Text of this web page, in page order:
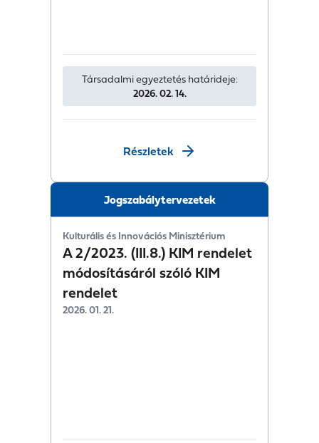
Társadalmi egyeztetés határideje:
2026. 02. 14.
Részletek
Jogszabálytervezetek
Kulturális és Innovációs Minisztérium
A 2/2023. (III.8.) KIM rendelet
módosításáról szóló KIM
rendelet
2026. 01. 21.